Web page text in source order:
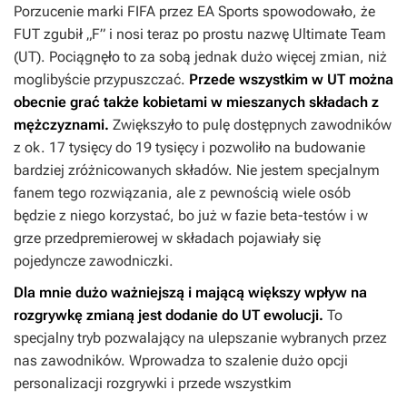
Porzucenie marki FIFA przez EA Sports spowodowało, że
FUT zgubił „F” i nosi teraz po prostu nazwę Ultimate Team
(UT). Pociągnęło to za sobą jednak dużo więcej zmian, niż
moglibyście przypuszczać. Przede wszystkim w UT można
obecnie grać także kobietami w mieszanych składach z
mężczyznami. Zwiększyło to pulę dostępnych zawodników
z ok. 17 tysięcy do 19 tysięcy i pozwoliło na budowanie
bardziej zróżnicowanych składów. Nie jestem specjalnym
fanem tego rozwiązania, ale z pewnością wiele osób
będzie z niego korzystać, bo już w fazie beta-testów i w
grze przedpremierowej w składach pojawiały się
pojedyncze zawodniczki.
Dla mnie dużo ważniejszą i mającą większy wpływ na
rozgrywkę zmianą jest dodanie do UT ewolucji. To
specjalny tryb pozwalający na ulepszanie wybranych przez
nas zawodników. Wprowadza to szalenie dużo opcji
personalizacji rozgrywki i przede wszystkim